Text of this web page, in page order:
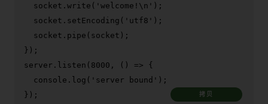
  socket.
write ( 'welcome!\n' );
  socket.
setEncoding ( 'utf8' );
  socket.
pipe (socket);
});
server. listen ( 8000 , () => {
console . log ( 'server bound' );
});
拷贝